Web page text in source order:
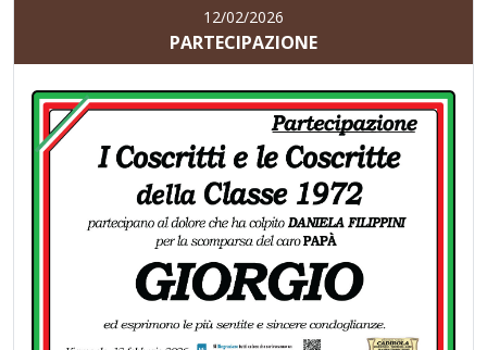
12/02/2026
PARTECIPAZIONE